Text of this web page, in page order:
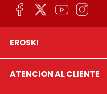
EROSKI
ATENCION AL CLIENTE